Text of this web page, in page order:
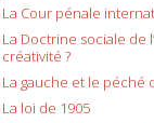
La Cour pénale
La Doctrine sociale de
créativité ?
La gauche et le péché
La loi de 1905